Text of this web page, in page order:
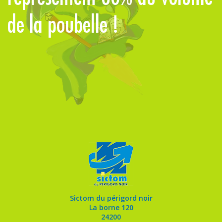
de la poubelle !
Sictom du périgord noir
La borne 120
24200